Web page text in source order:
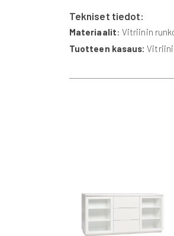
Tekniset tiedot:
Materiaalit: Vitriinin
Tuotteen kasaus: Vitriini